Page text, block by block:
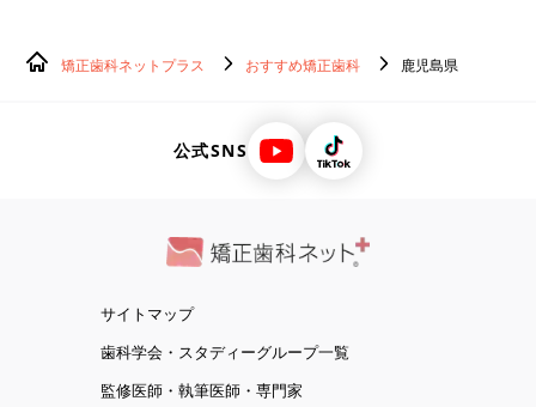
矯正歯科ネットプラス おすすめ矯正歯科 鹿児島県
公式SNS
サイトマップ
歯科学会・スタディーグループ一覧
監修医師・執筆医師・専門家